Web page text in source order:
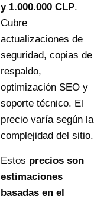
y 1.000.000 CLP.
Cubre
actualizaciones de
seguridad, copias de
respaldo,
optimización SEO y
soporte técnico. El
precio varía según la
complejidad del sitio.
Estos precios son
estimaciones
basadas en el